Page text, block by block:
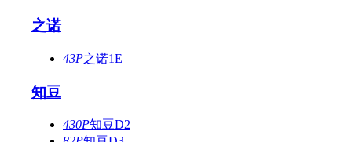
之诺
43P之诺1E
知豆
430P知豆D2